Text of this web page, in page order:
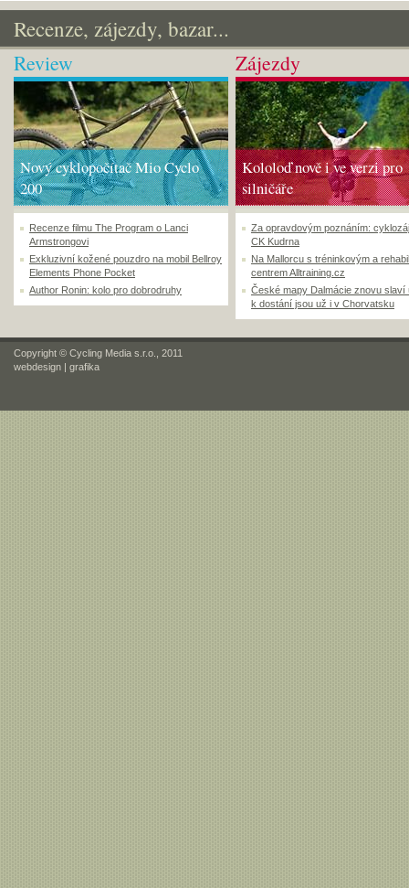
Recenze, zájezdy, bazar...
Review
Nový cyklopočítač Mio Cyclo
200
Recenze filmu The Program o Lanci
Armstrongovi
Exkluzivní kožené pouzdro na mobil Bellroy
Elements Phone Pocket
Author Ronin: kolo pro dobrodruhy
Zájezdy
Kololoď nově i ve verzi pro
silničáře
Za opravdovým poznáním:
CK Kudrna
Na Mallorcu s tréninkovým a
centrem Alltraining.cz
České mapy Dalmácie znovu slaví
k dostání jsou už i v Chorvatsku
Copyright © Cycling Media s.r.o., 2011
webdesign | grafika